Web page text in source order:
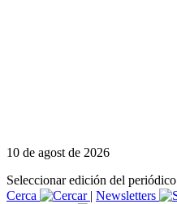
10 de agost de 2026
Seleccionar edición del periódico
Cerca
| Newsletters